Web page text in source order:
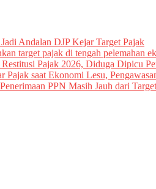
Andalan DJP Kejar Target Pajak
target pajak di tengah pelemahan
Pajak 2026, Diduga Dipicu
Pajak saat Ekonomi Lesu,
PPN Masih Jauh dari Target